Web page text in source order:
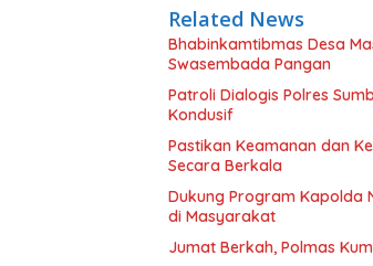
Related News
Bhabinkamtibmas Desa
Swasembada Pangan
Patroli Dialogis Polres
Kondusif
Pastikan Keamanan dan
Secara Berkala
Dukung Program Kapolda
di Masyarakat
Jumat Berkah, Polmas